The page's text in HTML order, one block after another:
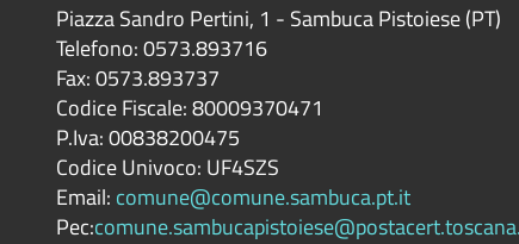
Piazza Sandro Pertini, 1 - Sambuca Pistoiese (PT)
Telefono: 0573.893716
Fax: 0573.893737
Codice Fiscale: 80009370471
P.Iva: 00838200475
Codice Univoco: UF4SZS
Email: comune@comune.sambuca.pt.it
Pec: